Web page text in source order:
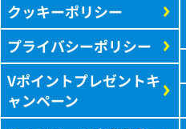
クッキーポリシー
プライバシーポリシー
Vポイントプレゼントキ
ャンペーン